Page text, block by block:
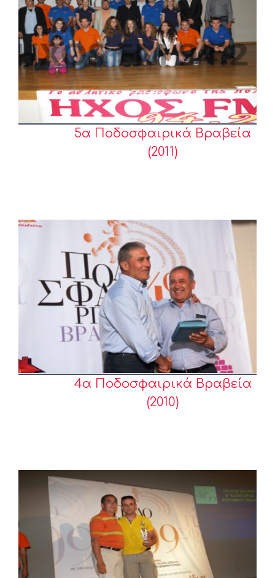
5α Ποδοσφαιρικά Βραβεία
(2011)
4α Ποδοσφαιρικά Βραβεία
(2010)